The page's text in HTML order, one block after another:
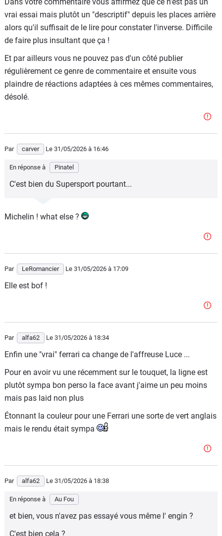
vrai essai mais plutôt un "descriptif" depuis les places arrière
alors qu'il suffisait de le lire pour constater l'inverse. Difficile
de faire plus insultant que ça !
Et par ailleurs vous ne pouvez pas d'un côté publier
régulièrement ce genre de commentaire et ensuite vous
plaindre de réactions adaptées à ces mêmes commentaires,
désolé.
Par carver Le 31/05/2026 à 16:46
En réponse à Pinatel
C'est bien du Supersport pourtant...
Michelin ! what else ?
Par LeRomancier Le 31/05/2026 à 17:09
Elle est bof !
Par alfa62 Le 31/05/2026 à 18:34
Enfin une "vrai" ferrari ca change de l'affreuse Luce ...
Pour en avoir vu une récemment sur le touquet, la ligne est
plutôt sympa bon perso la face avant j'aime un peu moins
mais pas laid non plus
Étonnant la couleur pour une Ferrari une sorte de vert anglais
mais le rendu était sympa
Par alfa62 Le 31/05/2026 à 18:38
En réponse à Au Fou
et bien, vous n'avez pas essayé vous même l' engin ?
C'est bien cela ?